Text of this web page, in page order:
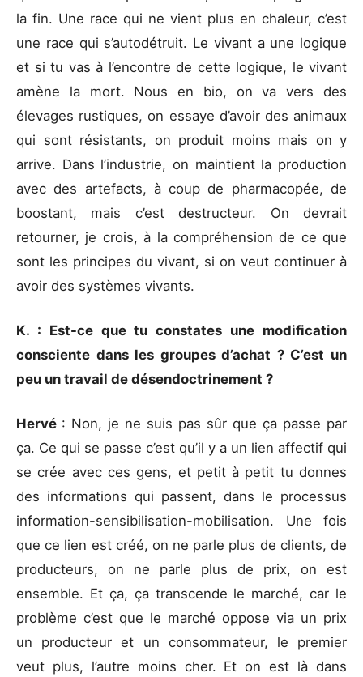
la fin. Une race qui ne vient plus en chaleur, c’est
une race qui s’autodétruit. Le vivant a une logique
et si tu vas à l’encontre de cette logique, le vivant
amène la mort. Nous en bio, on va vers des
élevages rustiques, on essaye d’avoir des animaux
qui sont résistants, on produit moins mais on y
arrive. Dans l’industrie, on maintient la production
avec des artefacts, à coup de pharmacopée, de
boostant, mais c’est destructeur. On devrait
retourner, je crois, à la compréhension de ce que
sont les principes du vivant, si on veut continuer à
avoir des systèmes vivants.
K. : Est-ce que tu constates une modification
consciente dans les groupes d’achat ? C’est un
peu un travail de désendoctrinement ?
Hervé : Non, je ne suis pas sûr que ça passe par
ça. Ce qui se passe c’est qu’il y a un lien affectif qui
se crée avec ces gens, et petit à petit tu donnes
des informations qui passent, dans le processus
information-sensibilisation-mobilisation. Une fois
que ce lien est créé, on ne parle plus de clients, de
producteurs, on ne parle plus de prix, on est
ensemble. Et ça, ça transcende le marché, car le
problème c’est que le marché oppose via un prix
un producteur et un consommateur, le premier
veut plus, l’autre moins cher. Et on est là dans